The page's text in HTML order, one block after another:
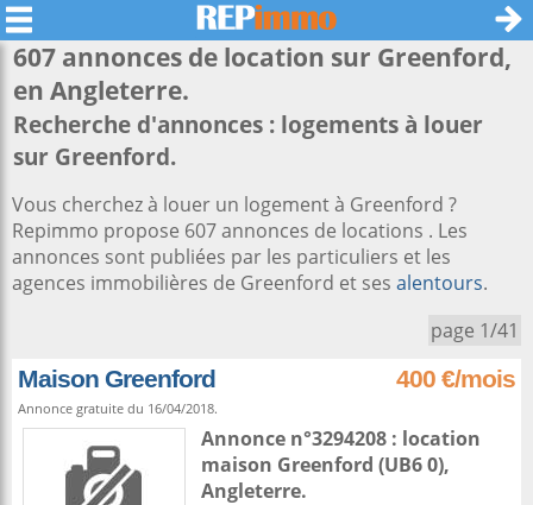
607 annonces de location sur Greenford,
en Angleterre.
Recherche d'annonces : logements à louer
sur Greenford.
Vous cherchez à louer un logement à Greenford ?
Repimmo propose 607 annonces de locations . Les
annonces sont publiées par les particuliers et les
agences immobilières de Greenford et ses alentours.
page 1/41
Maison Greenford 400 €/mois
Annonce gratuite du 16/04/2018.
Annonce n°3294208 : location
maison Greenford (UB6 0),
Angleterre.